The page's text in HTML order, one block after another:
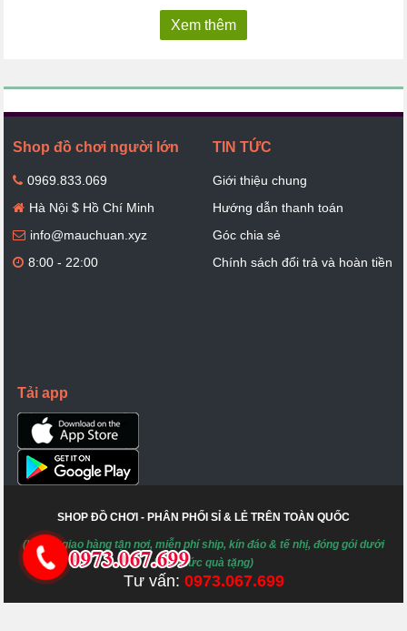
Xem thêm
Shop đồ chơi người lớn
0969.833.069
Hà Nội $ Hồ Chí Minh
info@mauchuan.xyz
8:00 - 22:00
TIN TỨC
Giới thiệu chung
Hướng dẫn thanh toán
Góc chia sẻ
Chính sách đổi trả và hoàn tiền
Tải app
SHOP ĐỒ CHƠI - PHÂN PHỐI SỈ & LẺ TRÊN TOÀN QUỐC
(Hỗ trợ giao hàng tận nơi, miễn phí ship, kín đáo & tế nhị, đóng gói dưới
hình thức quà tặng)
Tư vấn: 0973.067.699